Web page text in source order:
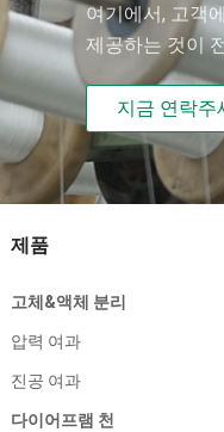
여기에서, 고객
제공하는 것이
지금 연락주
제품
고체&액체 분리
압력 여과
진공 여과
다이어프램 천